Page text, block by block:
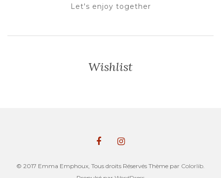
Let's enjoy together
Wishlist
© 2017 Emma Emphoux, Tous droits Réservés Thème par Colorlib.